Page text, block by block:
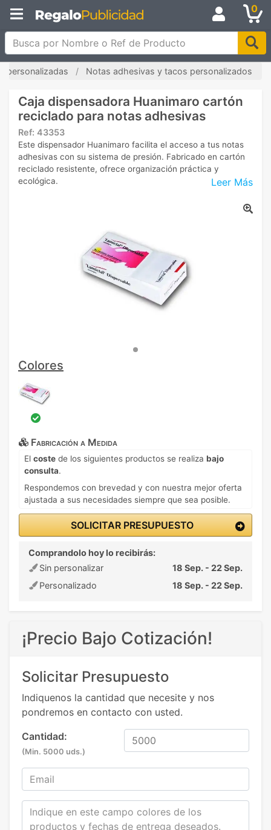
0
Busca por Nombre o Ref de Producto
personalizadas Notas adhesivas y tacos personalizados
Caja dispensadora Huanimaro cartón
reciclado para notas adhesivas
Ref: 43353
Leer Más
Este dispensador Huanimaro facilita el acceso a tus notas
adhesivas con su sistema de presión. Fabricado en cartón
reciclado resistente, ofrece organización práctica y
ecológica.
Colores
Fabricación a Medida
El coste de los siguientes productos se realiza bajo
consulta.
Respondemos con brevedad y con nuestra mejor oferta
ajustada a sus necesidades siempre que sea posible.
SOLICITAR PRESUPUESTO
Comprandolo hoy lo recibirás:
Sin personalizar
18 Sep. - 22 Sep.
Personalizado
18 Sep. - 22 Sep.
¡Precio Bajo Cotización!
Solicitar Presupuesto
Indiquenos la cantidad que necesite y nos
pondremos en contacto con usted.
Cantidad:
(Min. 5000 uds.)